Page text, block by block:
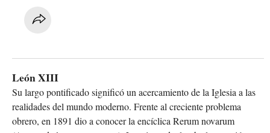
León XIII
Su largo pontificado significó un acercamiento de la Iglesia a las
realidades del mundo moderno. Frente al creciente problema
obrero, en 1891 dio a conocer la encíclica Rerum novarum